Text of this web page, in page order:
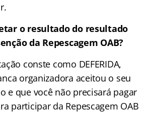
o resultado do resultado
da Repescagem OAB?
conste como DEFERIDA,
organizadora aceitou o seu
e que você não precisará pagar
participar da Repescagem OAB